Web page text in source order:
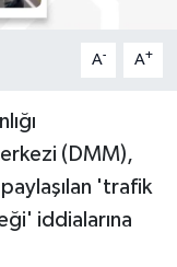
A- A+
(DMM),
'trafik
iddialarına